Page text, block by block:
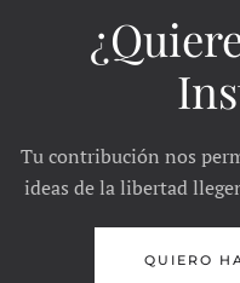
Tu contribución nos
ideas de la libertad
QUIERO